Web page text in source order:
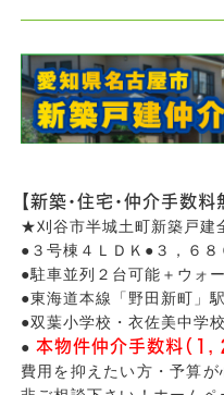
【新築・住宅・仲介手数
★刈谷市半城土町新築戸建
●３号棟４ＬＤＫ●３，６８
●駐車並列２台可能＋ウォ
●東海道本線「野田新町」
●双葉小学校・衣佐美中学
● 本物件仲介手数料（１，
費用を抑えたい方・予算